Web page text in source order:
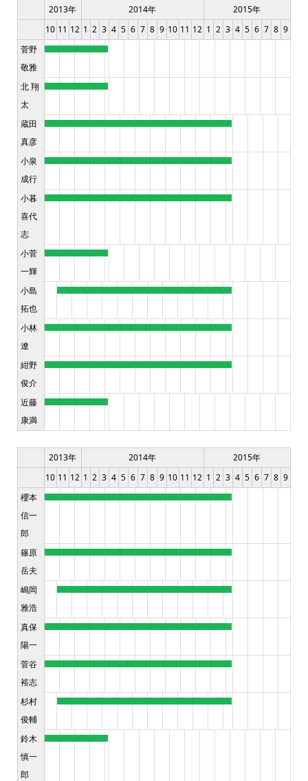
2013年 2014年
2015年
10 11 12 1 2 3 4 5 6 7 8 9 10 11 12 1 2 3 4 5 6 7 8 9
菅野
敬雅
北 翔
太
蔵田
真彦
小泉
成行
小暮
喜代
志
小菅
一輝
小島
拓也
小林
遼
紺野
俊介
近藤
康満
2013年 2014年
2015年
10 11 12 1 2 3 4 5 6 7 8 9 10 11 12 1 2 3 4 5 6 7 8 9
櫻本
信一
郎
篠原
岳夫
嶋岡
雅浩
真保
陽一
菅谷
裕志
杉村
俊輔
鈴木
慎一
郎